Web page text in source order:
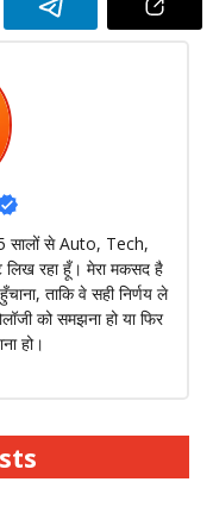
सालों से Auto, Tech,
रहा हूँ। मेरा मकसद है
ताकि वे सही निर्णय ले
को समझना हो या फिर
हो।